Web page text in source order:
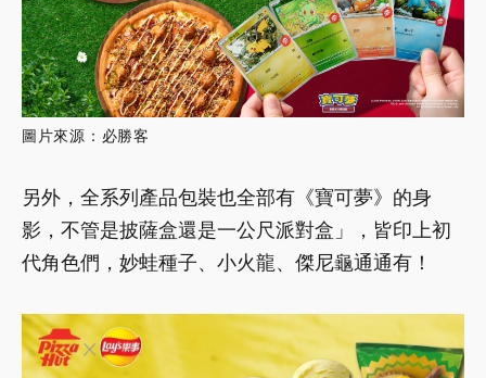
圖片來源：必勝客
另外，全系列產品包裝也全部有《寶可夢》的身
影，不管是披薩盒還是一公尺派對盒」，皆印上初
代角色們，妙蛙種子、小火龍、傑尼龜通通有！